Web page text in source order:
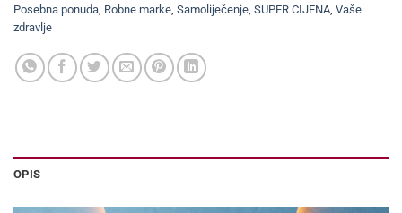
Posebna ponuda, Robne marke, Samoliječenje, SUPER CIJENA, Vaše
zdravlje
OPIS